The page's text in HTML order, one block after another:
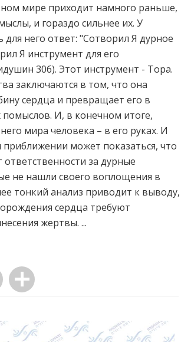
мире приходит намного раньше,
и гораздо сильнее их. У
для него ответ: "Сотворил Я дурное
Я инструмент для его
30б). Этот инструмент - Тора.
заключаются в том, что она
сердца и превращает его в
помыслов. И, в конечном итоге,
мира человека – в его руках. И
может показаться, что
ответственности за дурные
не нашли своего воплощения в
тонкий анализ приводит к выводу,
сердца требуют
жертвы. ...